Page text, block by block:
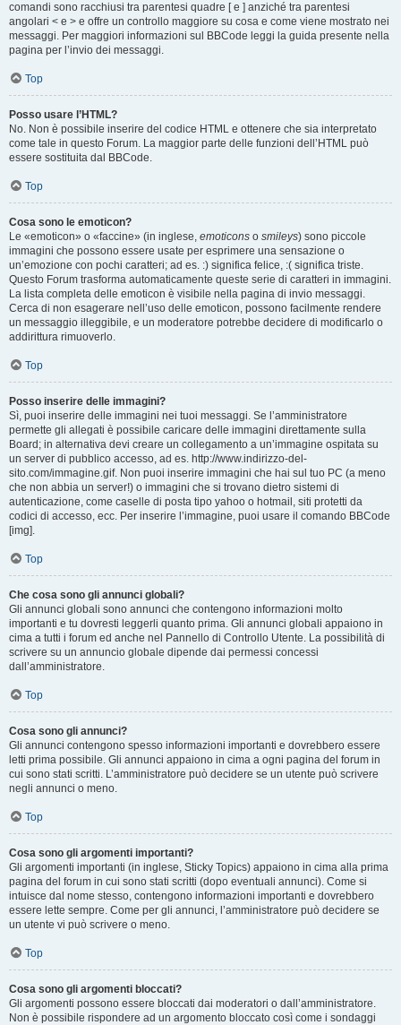
comandi sono racchiusi tra parentesi quadre [ e ] anziché tra parentesi
angolari < e > e offre un controllo maggiore su cosa e come viene mostrato nei
messaggi. Per maggiori informazioni sul BBCode leggi la guida presente nella
pagina per l’invio dei messaggi.
Top
Posso usare l’HTML?
No. Non è possibile inserire del codice HTML e ottenere che sia interpretato
come tale in questo Forum. La maggior parte delle funzioni dell’HTML può
essere sostituita dal BBCode.
Top
Cosa sono le emoticon?
Le «emoticon» o «faccine» (in inglese, emoticons o smileys) sono piccole
immagini che possono essere usate per esprimere una sensazione o
un’emozione con pochi caratteri; ad es. :) significa felice, :( significa triste.
Questo Forum trasforma automaticamente queste serie di caratteri in immagini.
La lista completa delle emoticon è visibile nella pagina di invio messaggi.
Cerca di non esagerare nell’uso delle emoticon, possono facilmente rendere
un messaggio illeggibile, e un moderatore potrebbe decidere di modificarlo o
addirittura rimuoverlo.
Top
Posso inserire delle immagini?
Sì, puoi inserire delle immagini nei tuoi messaggi. Se l’amministratore
permette gli allegati è possibile caricare delle immagini direttamente sulla
Board; in alternativa devi creare un collegamento a un’immagine ospitata su
un server di pubblico accesso, ad es. http://www.indirizzo-del-
sito.com/immagine.gif. Non puoi inserire immagini che hai sul tuo PC (a meno
che non abbia un server!) o immagini che si trovano dietro sistemi di
autenticazione, come caselle di posta tipo yahoo o hotmail, siti protetti da
codici di accesso, ecc. Per inserire l’immagine, puoi usare il comando BBCode
[img].
Top
Che cosa sono gli annunci globali?
Gli annunci globali sono annunci che contengono informazioni molto
importanti e tu dovresti leggerli quanto prima. Gli annunci globali appaiono in
cima a tutti i forum ed anche nel Pannello di Controllo Utente. La possibilità di
scrivere su un annuncio globale dipende dai permessi concessi
dall’amministratore.
Top
Cosa sono gli annunci?
Gli annunci contengono spesso informazioni importanti e dovrebbero essere
letti prima possibile. Gli annunci appaiono in cima a ogni pagina del forum in
cui sono stati scritti. L’amministratore può decidere se un utente può scrivere
negli annunci o meno.
Top
Cosa sono gli argomenti importanti?
Gli argomenti importanti (in inglese, Sticky Topics) appaiono in cima alla prima
pagina del forum in cui sono stati scritti (dopo eventuali annunci). Come si
intuisce dal nome stesso, contengono informazioni importanti e dovrebbero
essere lette sempre. Come per gli annunci, l’amministratore può decidere se
un utente vi può scrivere o meno.
Top
Cosa sono gli argomenti bloccati?
Gli argomenti possono essere bloccati dai moderatori o dall’amministratore.
Non è possibile rispondere ad un argomento bloccato così come i sondaggi